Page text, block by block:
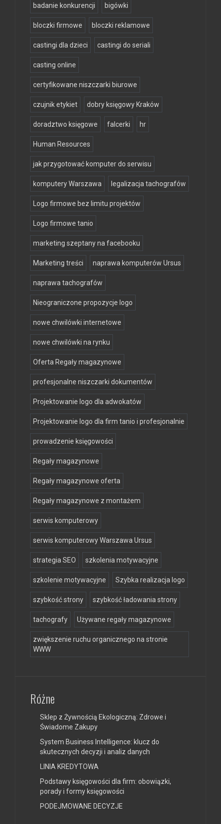
badanie konkurencji bigówki
bloczki firmowe bloczki reklamowe
castingi dla dzieci castingi do seriali
casting online
certyfikowane niszczarki biurowe
czujnik etykiet dobry księgowy Kraków
doradztwo księgowe falcerki hr
Human Resources
jak przygotować komputer do serwisu
komputery Warszawa legalizacja tachografów
Logo firmowe bez limitu projektów
Logo firmowe tanio
marketing szeptany na facebooku
Marketing treści naprawa komputerów Ursus
naprawa tachografów
Nieograniczone propozycje logo
nowe chwilówki internetowe
nowe chwilówki na rynku
Oferta Regały magazynowe
profesjonalne niszczarki dokumentów
Projektowanie logo dla adwokatów
Projektowanie logo dla firm tanio i profesjonalnie
prowadzenie księgowości
Regały magazynowe
Regały magazynowe oferta
Regały magazynowe z montażem
serwis komputerowy
serwis komputerowy Warszawa Ursus
strategia SEO szkolenia motywacyjne
szkolenie motywacyjne Szybka realizacja logo
szybkość strony szybkość ładowania strony
tachografy Używane regały magazynowe
zwiększenie ruchu organicznego na stronie
WWW
Różne
Sklep z Żywnością Ekologiczną: Zdrowe i
Świadome Zakupy
System Business Intelligence: klucz do
skutecznych decyzji i analiz danych
LINIA KREDYTOWA
Podstawy księgowości dla firm: obowiązki,
porady i formy księgowości
PODEJMOWANE DECYZJE